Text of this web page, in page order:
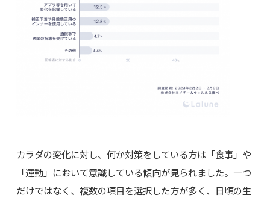
カラダの変化に対し、何か対策をしている方は「食事」や
「運動」において意識している傾向が見られました。一つ
だけではなく、複数の項目を選択した方が多く、日頃の生